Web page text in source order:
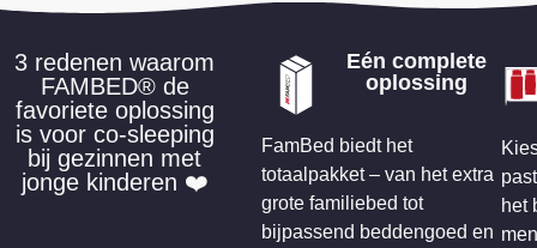
3 redenen waarom
FAMBED® de
favoriete oplossing
is voor co-sleeping
bij gezinnen met
jonge kinderen ❤️
Eén complete
oplossing
FamBed biedt het
totaalpakket – van het extra
grote familiebed tot
bijpassend beddengoed en
het